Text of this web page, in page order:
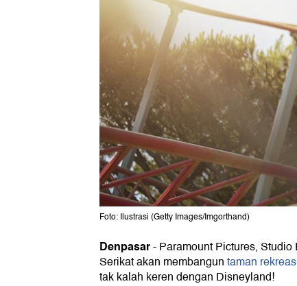
Foto: Ilustrasi (Getty Images/Imgorthand)
Denpasar-Paramount Pictures,
Serikat akan membanguntaman
tak kalah keren dengan Disneyland!